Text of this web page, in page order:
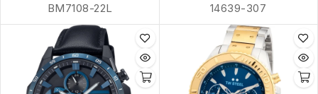
BM7108-22L
14639-307